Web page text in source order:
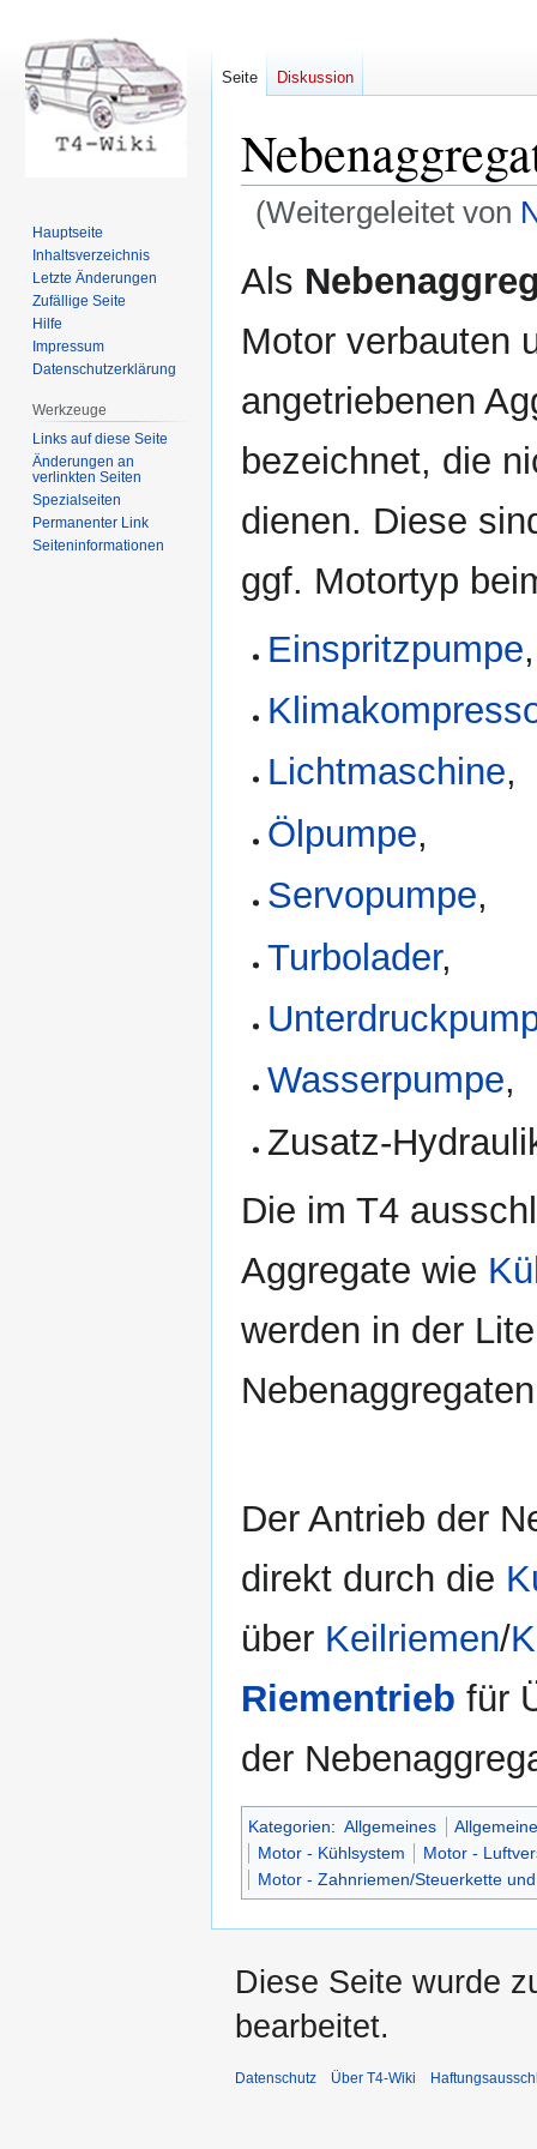
(Weitergeleitet von
Navigation
Suche
Als
Motor verbauten
angetriebenen
bezeichnet, die
dienen. Diese
ggf. Motortyp
Einspritzpumpe,
Lichtmaschine,
Ölpumpe,
Servopumpe,
Turbolader,
Wasserpumpe,
Zusatz-
Die im T4
Aggregate wie
werden in der
Der Antrieb der
direkt durch die
über Keilriemen/
Riementrieb für
der
Kategorien: Allgemeines
Motor - Kühlsystem
Motor -
Motor - Zahnriemen/Steuerkette
Seite Diskussion
Hauptseite
Inhaltsverzeichnis
Letzte Änderungen
Zufällige Seite
Hilfe
Impressum
Datenschutzerklärung
Werkzeuge
Links auf diese Seite
Änderungen an
verlinkten Seiten
Spezialseiten
Permanenter Link
Seiten­informationen
Diese Seite wurde
bearbeitet.
Datenschutz Über T4-Wiki